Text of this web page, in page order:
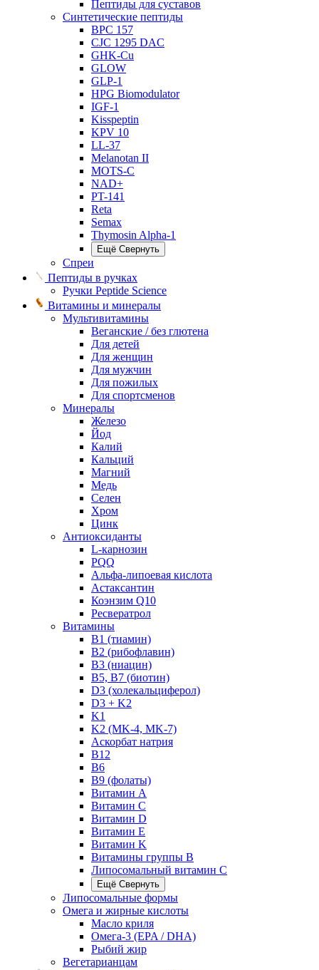
Пептиды для суставов
Синтетические пептиды
BPC 157
CJC 1295 DAC
GHK-Cu
GLOW
GLP-1
HPG Biomodulator
IGF-1
Kisspeptin
KPV 10
LL-37
Melanotan II
MOTS-C
NAD+
PT-141
Reta
Semax
Thymosin Alpha-1
Ещё Свернуть
Спреи
Пептиды в ручках
Ручки Peptide Science
Витамины и минералы
Мультивитамины
Веганские / без глютена
Для детей
Для женщин
Для мужчин
Для пожилых
Для спортсменов
Минералы
Железо
Йод
Калий
Кальций
Магний
Медь
Селен
Хром
Цинк
Антиоксиданты
L-карнозин
PQQ
Альфа-липоевая кислота
Астаксантин
Коэнзим Q10
Ресвератрол
Витамины
B1 (тиамин)
B2 (рибофлавин)
B3 (ниацин)
B5, B7 (биотин)
D3 (холекальциферол)
D3 + K2
K1
K2 (MK-4, MK-7)
Аскорбат натрия
В12
В6
В9 (фолаты)
Витамин A
Витамин C
Витамин D
Витамин E
Витамин K
Витамины группы B
Липосомальный витамин C
Ещё Свернуть
Липосомальные формы
Омега и жирные кислоты
Масло криля
Омега-3 (EPA / DHA)
Рыбий жир
Вегетарианцам